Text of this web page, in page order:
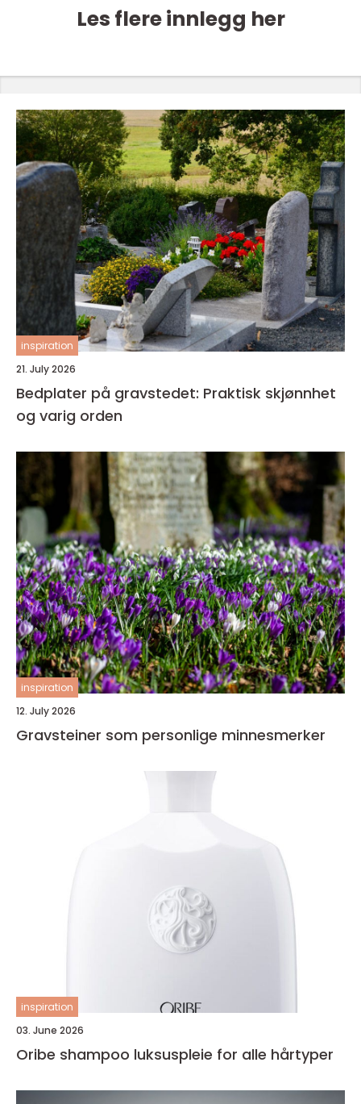
Les flere innlegg her
inspiration
21. July 2026
Bedplater på gravstedet: Praktisk skjønnhet
og varig orden
inspiration
12. July 2026
Gravsteiner som personlige minnesmerker
inspiration
03. June 2026
Oribe shampoo luksuspleie for alle hårtyper